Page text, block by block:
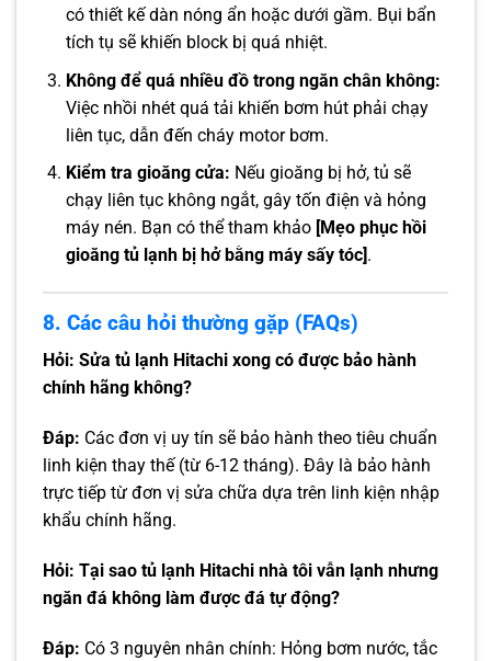
có thiết kế dàn nóng ẩn hoặc dưới gầm. Bụi bẩn
tích tụ sẽ khiến block bị quá nhiệt.
Không để quá nhiều đồ trong ngăn chân không:
Việc nhồi nhét quá tải khiến bơm hút phải chạy
liên tục, dẫn đến cháy motor bơm.
Kiểm tra gioăng cửa: Nếu gioăng bị hở, tủ sẽ
chạy liên tục không ngắt, gây tốn điện và hỏng
máy nén. Bạn có thể tham khảo [Mẹo phục hồi
gioăng tủ lạnh bị hở bằng máy sấy tóc].
8. Các câu hỏi thường gặp (FAQs)
Hỏi: Sửa tủ lạnh Hitachi xong có được bảo hành
chính hãng không?
Đáp: Các đơn vị uy tín sẽ bảo hành theo tiêu chuẩn
linh kiện thay thế (từ 6-12 tháng). Đây là bảo hành
trực tiếp từ đơn vị sửa chữa dựa trên linh kiện nhập
khẩu chính hãng.
Hỏi: Tại sao tủ lạnh Hitachi nhà tôi vẫn lạnh nhưng
ngăn đá không làm được đá tự động?
Đáp: Có 3 nguyên nhân chính: Hỏng bơm nước, tắc